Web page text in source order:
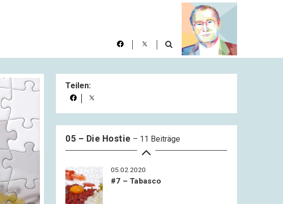
Teilen:
05 – Die Hostie – 11 Beiträge
#4 – Marihuana
02.02.2020
#6 – Kaffee
05.02.2020
#7 – Tabasco